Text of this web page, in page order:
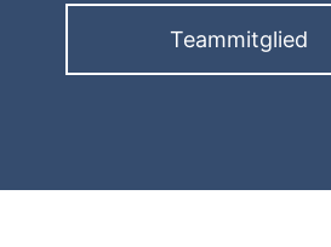
Teammitglied